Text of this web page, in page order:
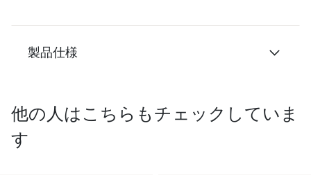
製品仕様
他の人はこちらもチェックしていま
す